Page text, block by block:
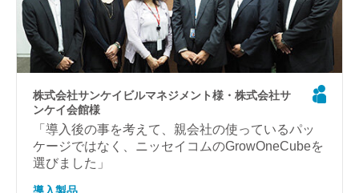
株式会社サンケイビルマネジメント様・株式会社サ
ンケイ会館様
「導入後の事を考えて、親会社の使っているパッ
ケージではなく、ニッセイコムのGrowOneCubeを
選びました」